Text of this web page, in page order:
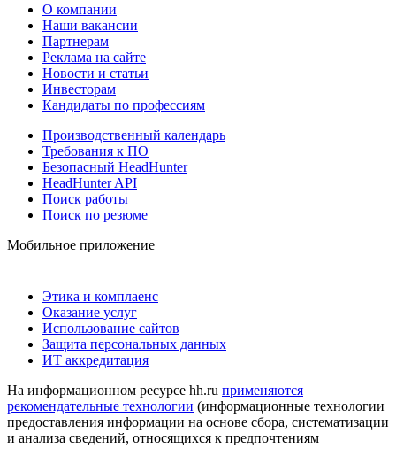
О компании
Наши вакансии
Партнерам
Реклама на сайте
Новости и статьи
Инвесторам
Кандидаты по профессиям
Производственный календарь
Требования к ПО
Безопасный HeadHunter
HeadHunter API
Поиск работы
Поиск по резюме
Мобильное приложение
Этика и комплаенс
Оказание услуг
Использование сайтов
Защита персональных данных
ИТ аккредитация
На информационном ресурсе hh.ru применяются
рекомендательные технологии (информационные технологии
предоставления информации на основе сбора, систематизации
и анализа сведений, относящихся к предпочтениям